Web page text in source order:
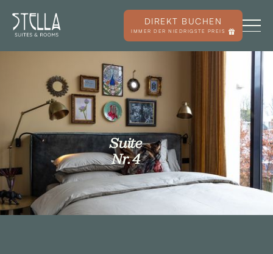
DIREKT BUCHEN
IMMER DER NIEDRIGSTE PREIS
Suite
Nr. 4